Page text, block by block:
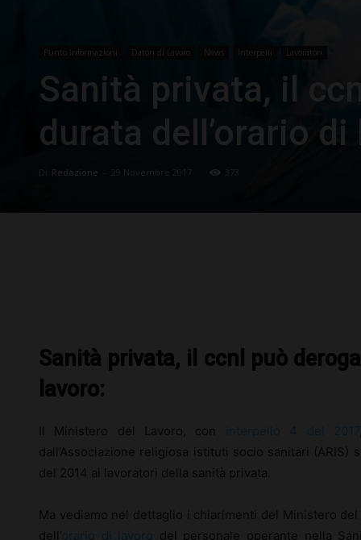
Punto Informazioni Datori di Lavoro News Interpelli Lavoratori
Sanità privata, il
durata dell’orario
Di Redazione 29 Novembre 2017 373
Sanità privata, il ccnl può
lavoro:
Il Ministero del Lavoro, con
dall’Associazione religiosa istituti socio sanitari (ARIS)
del 2014 ai lavoratori della sanità privata.
Ma vediamo nel dettaglio i chiarimenti del Ministero
dell’
del personale operante nella